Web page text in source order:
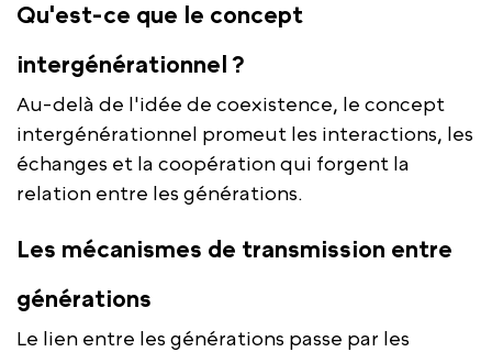
Qu'est-ce que le concept
intergénérationnel ?
Au-delà de l'idée de coexistence, le concept
intergénérationnel promeut les interactions, les
échanges et la coopération qui forgent la
relation entre les générations.
Les mécanismes de transmission entre
générations
Le lien entre les générations passe par les